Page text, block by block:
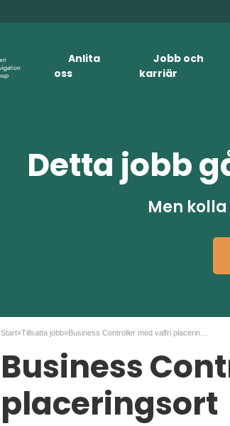
Anlita
oss
Jobb och
karriär
Detta jobb
Men
Start»Tillsatta jobb»
Business
placeringsort